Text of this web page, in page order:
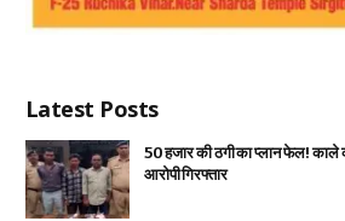
Latest Posts
₹50 हजार की ठगी का प्लान फेल!
आरोपी गिरफ्तार